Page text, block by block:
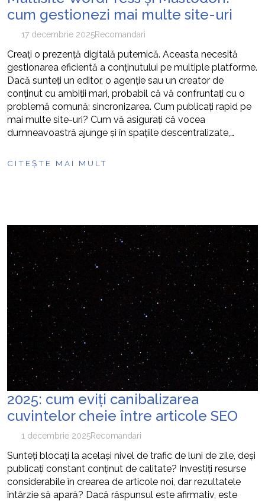
cum gestionezi mai multe site-uri
17 decembrie 2025Recomandari
Creați o prezență digitală puternică. Aceasta necesită
gestionarea eficientă a conținutului pe multiple platforme.
Dacă sunteți un editor, o agenție sau un creator de
conținut cu ambiții mari, probabil că vă confruntați cu o
problemă comună: sincronizarea. Cum publicați rapid pe
mai multe site-uri? Cum vă asigurați că vocea
dumneavoastră ajunge și în spațiile descentralizate,…
CITEȘTE MAI MULT
2025: cum eviți canibalizarea
cuvintelor cheie între articole SEO
1 decembrie 2025Recomandari
Sunteți blocați la același nivel de trafic de luni de zile, deși
publicați constant conținut de calitate? Investiți resurse
considerabile în crearea de articole noi, dar rezultatele
întârzie să apară? Dacă răspunsul este afirmativ, este